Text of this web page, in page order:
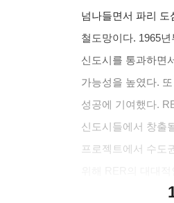
넘나들면서 파리 도
철도망이다. 1965
신도시를 통과하면
가능성을 높였다.
성공에 기여했다.
신도시들에서 창출
프로젝트에서 수도